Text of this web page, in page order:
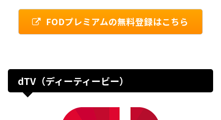
FODプレミアムの無料登録はこちら
dTV（ディーティービー）